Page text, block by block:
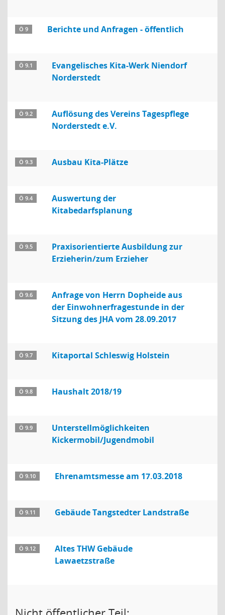
Ö 9 Berichte und Anfragen - öffentlich
Ö 9.1
Evangelisches Kita-Werk Niendorf
Norderstedt
Ö 9.2
Auflösung des Vereins Tagespflege
Norderstedt e.V.
Ö 9.3 Ausbau Kita-Plätze
Ö 9.4
Auswertung der
Kitabedarfsplanung
Ö 9.5
Praxisorientierte Ausbildung zur
Erzieherin/zum Erzieher
Ö 9.6
Anfrage von Herrn Dopheide aus
der Einwohnerfragestunde in der
Sitzung des JHA vom 28.09.2017
Ö 9.7 Kitaportal Schleswig Holstein
Ö 9.8 Haushalt 2018/19
Ö 9.9
Unterstellmöglichkeiten
Kickermobil/Jugendmobil
Ö 9.10 Ehrenamtsmesse am 17.03.2018
Ö 9.11 Gebäude Tangstedter Landstraße
Ö 9.12
Altes THW Gebäude
Lawaetzstraße